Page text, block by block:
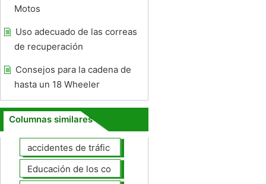
Motos
Uso adecuado de las correas
de recuperación
Consejos para la cadena de
hasta un 18 Wheeler
Columnas similares
accidentes de tráfico
Educación de los conductores